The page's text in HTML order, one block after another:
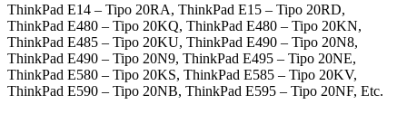
ThinkPad E14 – Tipo 20RA, ThinkPad E15 – Tipo 20RD,
ThinkPad E480 – Tipo 20KQ, ThinkPad E480 – Tipo 20KN,
ThinkPad E485 – Tipo 20KU, ThinkPad E490 – Tipo 20N8,
ThinkPad E490 – Tipo 20N9, ThinkPad E495 – Tipo 20NE,
ThinkPad E580 – Tipo 20KS, ThinkPad E585 – Tipo 20KV,
ThinkPad E590 – Tipo 20NB, ThinkPad E595 – Tipo 20NF, Etc.